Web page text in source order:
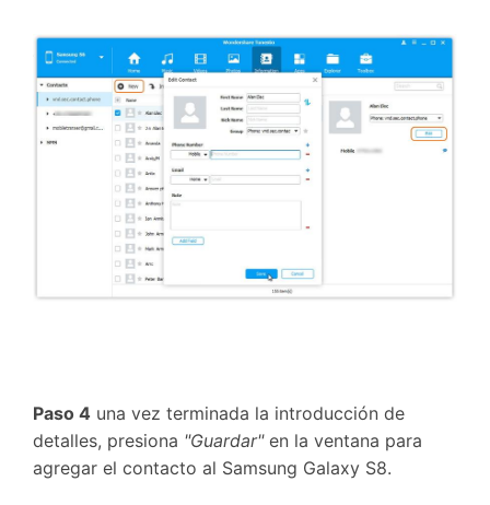
Paso 4 una vez terminada la introducción de
detalles, presiona "Guardar"en la ventana para
agregar el contacto al Samsung Galaxy S8.